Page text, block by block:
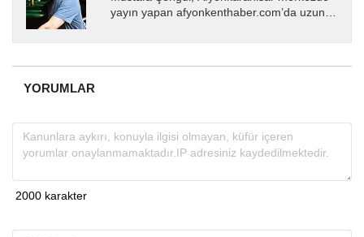
yayın yapan afyonkenthaber.com’da uzun
almakta, haber akışı...
YORUMLAR